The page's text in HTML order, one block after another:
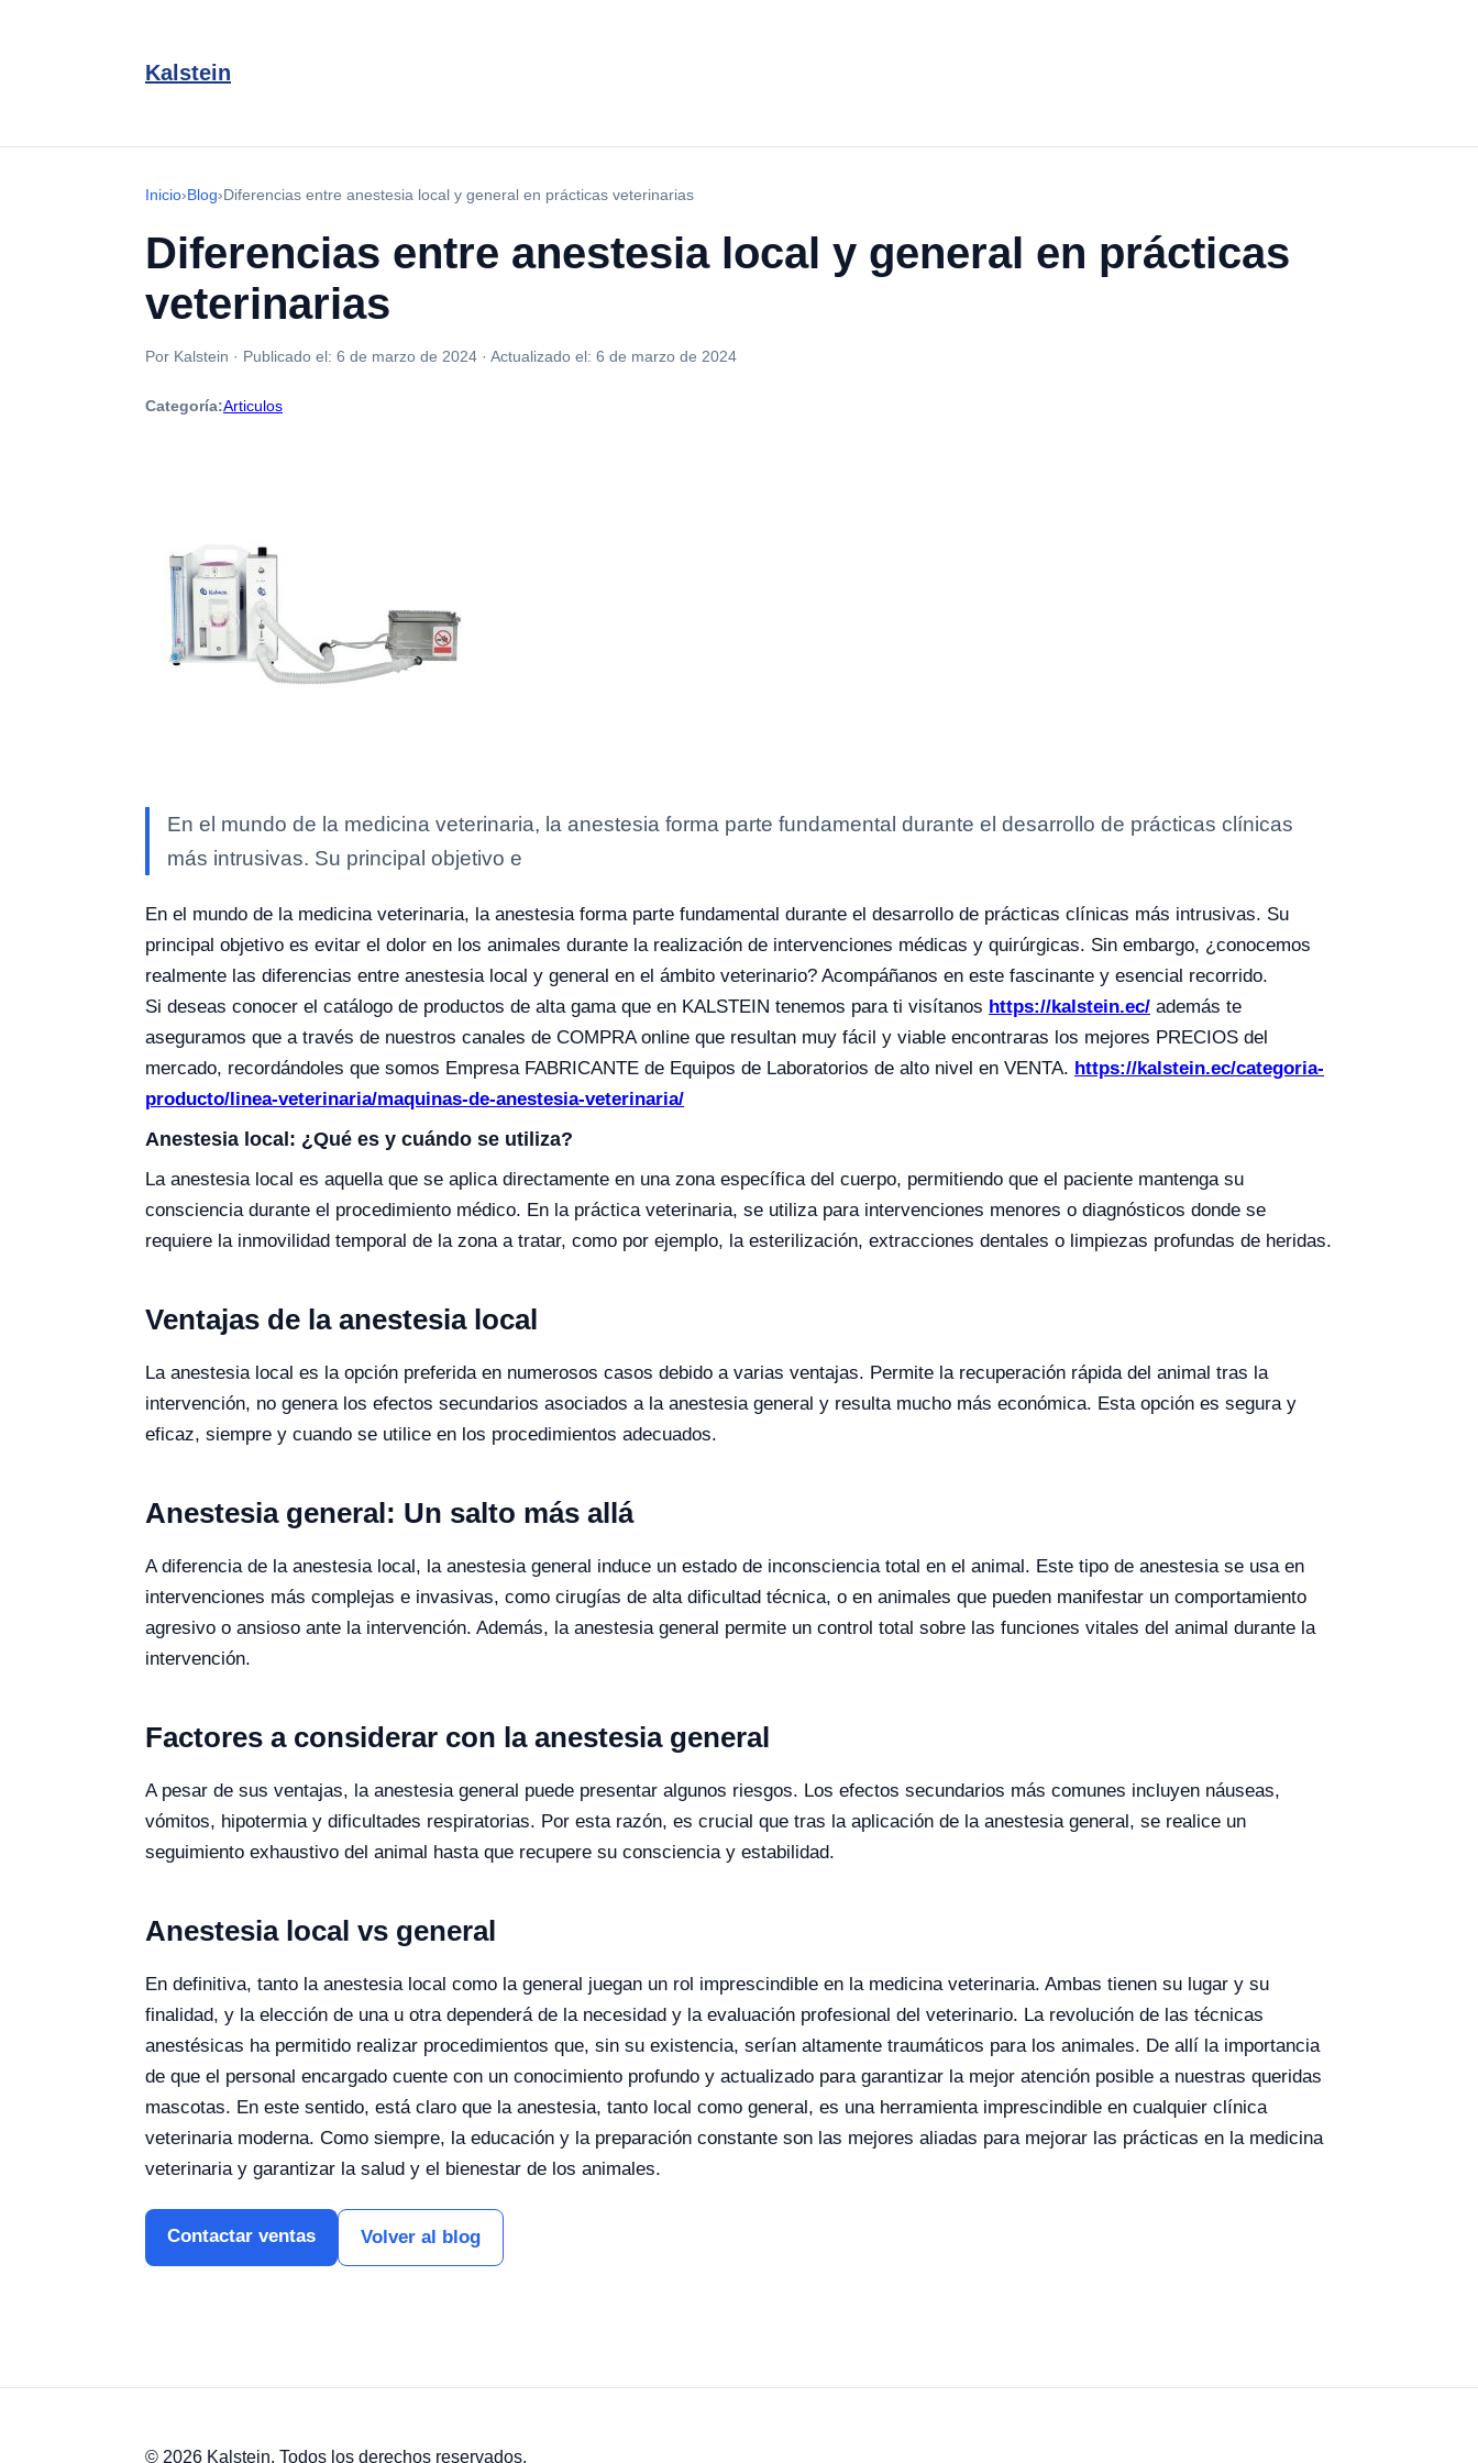
Kalstein
Inicio›Blog›Diferencias entre anestesia local y general en prácticas veterinarias
Diferencias entre anestesia local y general en prácticas
veterinarias
Por Kalstein · Publicado el: 6 de marzo de 2024 · Actualizado el: 6 de marzo de 2024
Categoría:Articulos
En el mundo de la medicina veterinaria, la anestesia forma parte fundamental durante el desarrollo de prácticas clínicas
más intrusivas. Su principal objetivo e
En el mundo de la medicina veterinaria, la anestesia forma parte fundamental durante el desarrollo de prácticas clínicas más intrusivas. Su
principal objetivo es evitar el dolor en los animales durante la realización de intervenciones médicas y quirúrgicas. Sin embargo, ¿conocemos
realmente las diferencias entre anestesia local y general en el ámbito veterinario? Acompáñanos en este fascinante y esencial recorrido.
Si deseas conocer el catálogo de productos de alta gama que en KALSTEIN tenemos para ti visítanos https://kalstein.ec/ además te
aseguramos que a través de nuestros canales de COMPRA online que resultan muy fácil y viable encontraras los mejores PRECIOS del
mercado, recordándoles que somos Empresa FABRICANTE de Equipos de Laboratorios de alto nivel en VENTA. https://kalstein.ec/categoria-
producto/linea-veterinaria/maquinas-de-anestesia-veterinaria/
Anestesia local: ¿Qué es y cuándo se utiliza?
La anestesia local es aquella que se aplica directamente en una zona específica del cuerpo, permitiendo que el paciente mantenga su
consciencia durante el procedimiento médico. En la práctica veterinaria, se utiliza para intervenciones menores o diagnósticos donde se
requiere la inmovilidad temporal de la zona a tratar, como por ejemplo, la esterilización, extracciones dentales o limpiezas profundas de heridas.
Ventajas de la anestesia local
La anestesia local es la opción preferida en numerosos casos debido a varias ventajas. Permite la recuperación rápida del animal tras la
intervención, no genera los efectos secundarios asociados a la anestesia general y resulta mucho más económica. Esta opción es segura y
eficaz, siempre y cuando se utilice en los procedimientos adecuados.
Anestesia general: Un salto más allá
A diferencia de la anestesia local, la anestesia general induce un estado de inconsciencia total en el animal. Este tipo de anestesia se usa en
intervenciones más complejas e invasivas, como cirugías de alta dificultad técnica, o en animales que pueden manifestar un comportamiento
agresivo o ansioso ante la intervención. Además, la anestesia general permite un control total sobre las funciones vitales del animal durante la
intervención.
Factores a considerar con la anestesia general
A pesar de sus ventajas, la anestesia general puede presentar algunos riesgos. Los efectos secundarios más comunes incluyen náuseas,
vómitos, hipotermia y dificultades respiratorias. Por esta razón, es crucial que tras la aplicación de la anestesia general, se realice un
seguimiento exhaustivo del animal hasta que recupere su consciencia y estabilidad.
Anestesia local vs general
En definitiva, tanto la anestesia local como la general juegan un rol imprescindible en la medicina veterinaria. Ambas tienen su lugar y su
finalidad, y la elección de una u otra dependerá de la necesidad y la evaluación profesional del veterinario. La revolución de las técnicas
anestésicas ha permitido realizar procedimientos que, sin su existencia, serían altamente traumáticos para los animales. De allí la importancia
de que el personal encargado cuente con un conocimiento profundo y actualizado para garantizar la mejor atención posible a nuestras queridas
mascotas. En este sentido, está claro que la anestesia, tanto local como general, es una herramienta imprescindible en cualquier clínica
veterinaria moderna. Como siempre, la educación y la preparación constante son las mejores aliadas para mejorar las prácticas en la medicina
veterinaria y garantizar la salud y el bienestar de los animales.
Contactar ventas Volver al blog
© 2026 Kalstein. Todos los derechos reservados.